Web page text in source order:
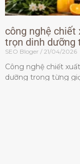
công nghệ
trọn dinh dưỡng
SEO Bloger 21/04/2026
Công nghệ chiết
dưỡng trong từng